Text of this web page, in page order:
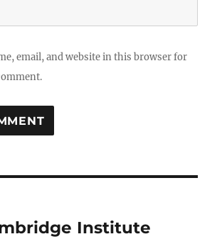
email, and website in this browser for
Institute